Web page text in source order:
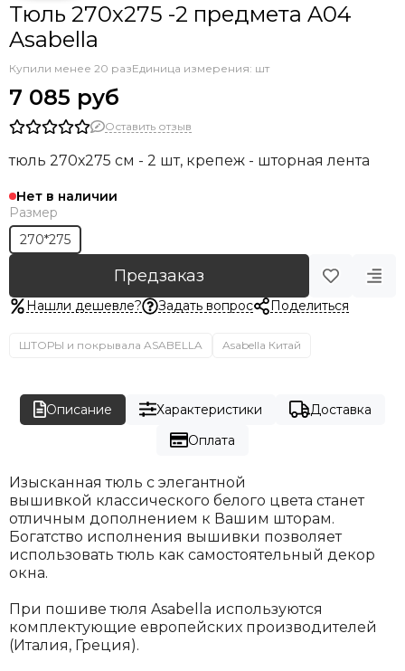
Тюль 270х275 -2 предмета A04
Asabella
Купили менее 20 разЕдиница измерения: шт
7 085 руб
Оставить отзыв
тюль 270х275 см - 2 шт, крепеж - шторная лента
Нет в наличии
Размер
270*275
Предзаказ
Нашли дешевле? Задать вопрос Поделиться
ШТОРЫ и покрывала ASABELLA Asabella Китай
Описание Характеристики
Доставка
Оплата
Изысканная тюль с элегантной
вышивкой классического белого цвета станет
отличным дополнением к Вашим шторам.
Богатство исполнения вышивки позволяет
использовать тюль как самостоятельный декор
окна.
При пошиве тюля Asabella используются
комплектующие европейских производителей
(Италия, Греция).